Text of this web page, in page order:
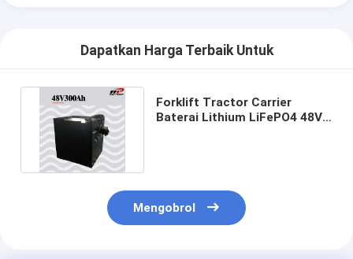
Dapatkan Harga Terbaik Untuk
Forklift Tractor Carrier
Baterai Lithium LiFePO4 48V
Mengobrol